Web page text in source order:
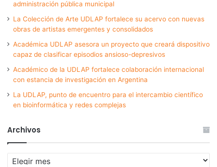
administración pública municipal
La Colección de Arte UDLAP fortalece su acervo con nuevas
obras de artistas emergentes y consolidados
Académica UDLAP asesora un proyecto que creará dispositivo
capaz de clasificar episodios ansioso-depresivos
Académico de la UDLAP fortalece colaboración internacional
con estancia de investigación en Argentina
La UDLAP, punto de encuentro para el intercambio científico
en bioinformática y redes complejas
Archivos
Archivos